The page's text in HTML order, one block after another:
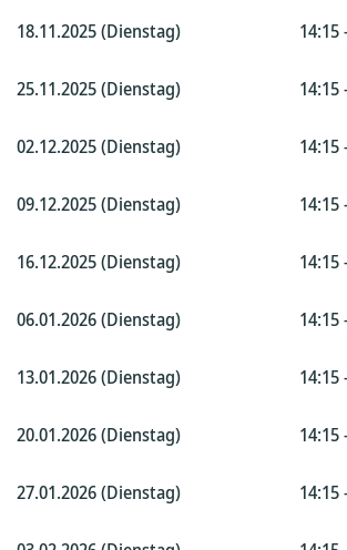
18.11.2025 (Dienstag)
14:15
25.11.2025 (Dienstag)
14:15
02.12.2025 (Dienstag)
14:15
09.12.2025 (Dienstag)
14:15
16.12.2025 (Dienstag)
14:15
06.01.2026 (Dienstag)
14:15
13.01.2026 (Dienstag)
14:15
20.01.2026 (Dienstag)
14:15
27.01.2026 (Dienstag)
14:15